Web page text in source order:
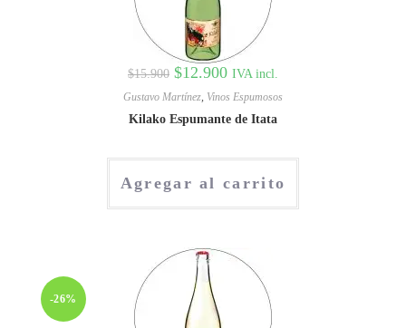
$15.900 $12.900 IVA incl.
Gustavo Martínez, Vinos Espumosos
Kilako Espumante de Itata
Agregar al carrito
-26%